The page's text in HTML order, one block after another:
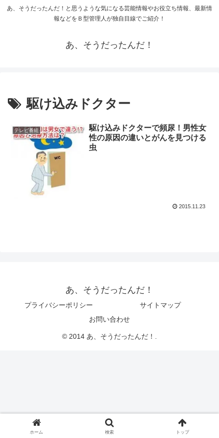
あ、そうだったんだ！と思うような気になる芸能情報やお役立ち情報、最新情
報などをＢ型管理人が独自目線でご紹介！
あ、そうだったんだ！
駆け込みドクター
テレビ番組
駆け込みドクターで頻尿！男性女
性の原因の違いとがんを見つける
虫
2015.11.23
あ、そうだったんだ！
プライバシーポリシー
サイトマップ
お問い合わせ
© 2014 あ、そうだったんだ！.
ホーム 検索 トップ